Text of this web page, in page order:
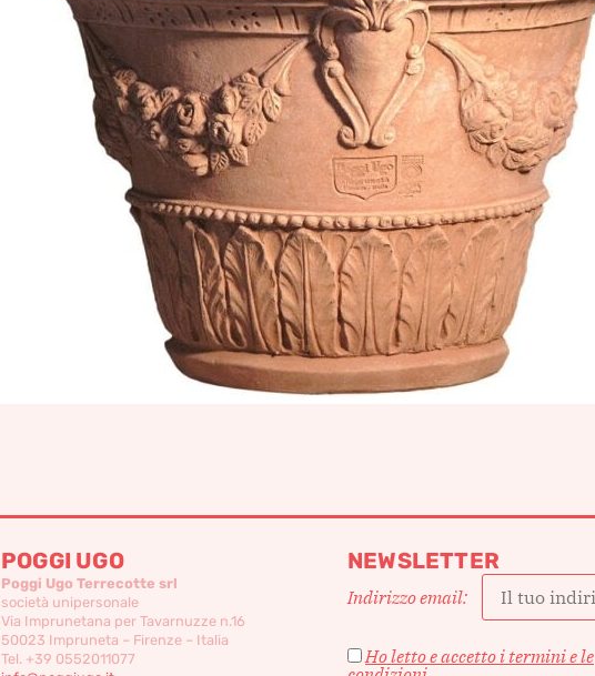
POGGI UGO
Poggi Ugo Terrecotte srl
società unipersonale
Via Imprunetana per Tavarnuzze n.16
50023 Impruneta – Firenze – Italia
Tel. +39 0552011077
NEWSLETTER
Indirizzo email:
Ho letto e accetto i termini e le